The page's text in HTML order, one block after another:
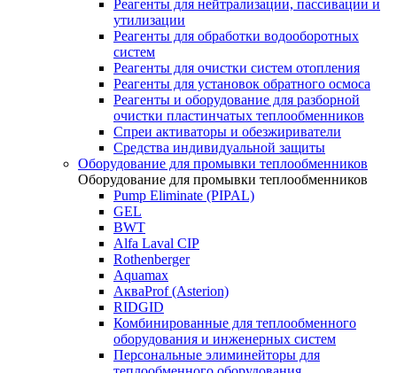
Реагенты для нейтрализации, пассивации и
утилизации
Реагенты для обработки водооборотных
систем
Реагенты для очистки систем отопления
Реагенты для установок обратного осмоса
Реагенты и оборудование для разборной
очистки пластинчатых теплообменников
Спреи активаторы и обезжириватели
Средства индивидуальной защиты
Оборудование для промывки теплообменников
Оборудование для промывки теплообменников
Pump Eliminate (PIPAL)
GEL
BWT
Alfa Laval CIP
Rothenberger
Aquamax
АкваProf (Asterion)
RIDGID
Комбинированные для теплообменного
оборудования и инженерных систем
Персональные элиминейторы для